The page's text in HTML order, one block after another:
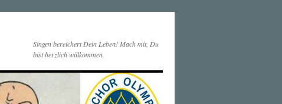
Singen bereichert Dein Leben! Mach mit, Du
bist herzlich willkommen.